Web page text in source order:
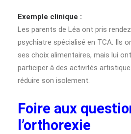
Exemple clinique :
Les parents de Léa ont pris
psychiatre spécialisé en TCA. Ils
ses choix alimentaires, mais lui
participer à des activités
réduire son isolement.
Foire aux
l’orthorexie